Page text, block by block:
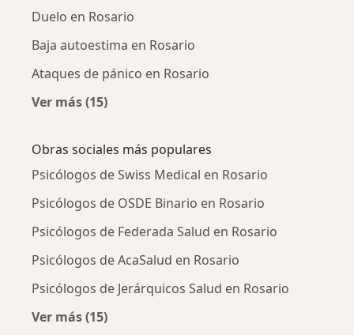
Duelo en Rosario
Baja autoestima en Rosario
Ataques de pánico en Rosario
Ver más (15)
Obras sociales más populares
Psicólogos de Swiss Medical en Rosario
Psicólogos de OSDE Binario en Rosario
Psicólogos de Federada Salud en Rosario
Psicólogos de AcaSalud en Rosario
Psicólogos de Jerárquicos Salud en Rosario
Ver más (15)